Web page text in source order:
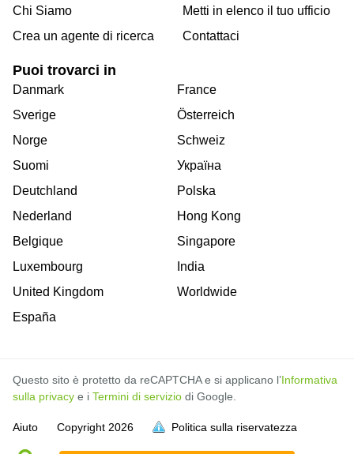
sia piena
sia piena
sia piena
sia piena
sia piena
sia piena
sia piena
sia piena
sia piena
sia piena
sia piena
sia piena
sia piena
Chi Siamo
Crea un agente di ricerca
Metti in elenco il tuo ufficio
Contattaci
Puoi trovarci in
Danmark
Sverige
Norge
Suomi
Deutchland
Nederland
Belgique
Luxembourg
United Kingdom
España
France
Österreich
Schweiz
Україна
Polska
Hong Kong
Singapore
India
Worldwide
Questo sito è protetto da reCAPTCHA e si applicano l’Informativa
sulla privacy e i Termini di servizio di Google.
Aiuto Copyright 2026 Politica sulla riservatezza